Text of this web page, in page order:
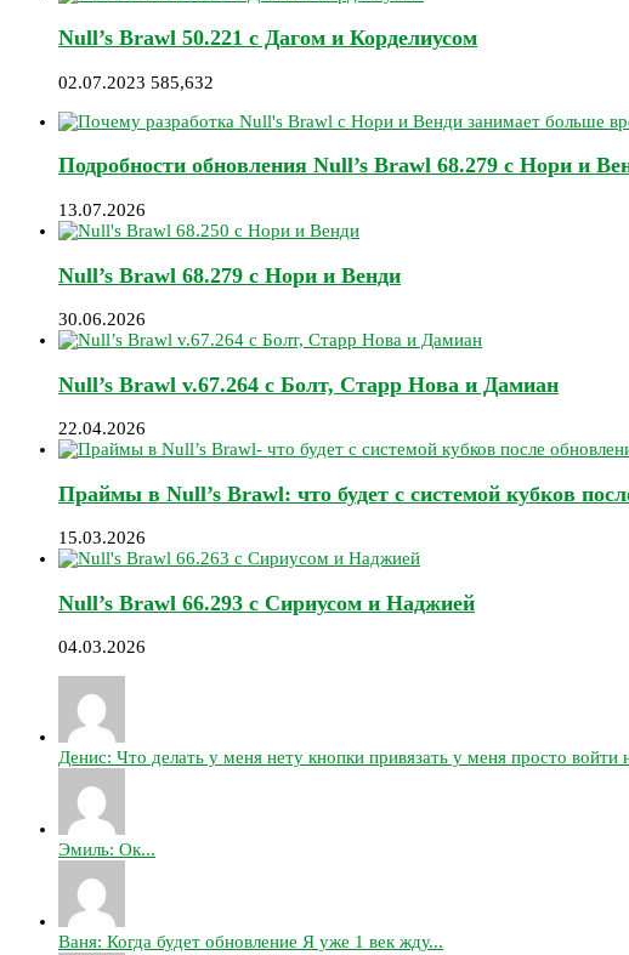
Null’s Brawl 50.221 с Дагом и Корделиусом
02.07.2023 585,632
Подробности обновления Null’s Brawl 68.279 с Нори и
13.07.2026
Null’s Brawl 68.279 с Нори и Венди
30.06.2026
Null’s Brawl v.67.264 с Болт, Старр Нова и Дамиан
22.04.2026
Праймы в Null’s Brawl: что будет с системой кубков
15.03.2026
Null’s Brawl 66.293 с Сириусом и Наджией
04.03.2026
Денис: Что делать у меня нету кнопки привязать у меня просто войти
Эмиль: Ок...
Ваня: Когда будет обновление Я уже 1 век жду...